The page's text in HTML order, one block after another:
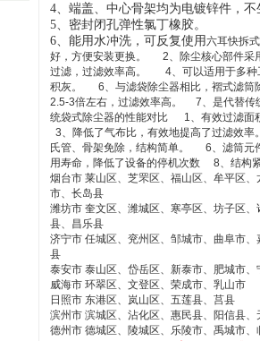
4、端盖、中心骨架均为电镀锌件，不
5、密封闭孔弹性氯丁橡胶。
6、 能用水冲洗，可反复使用六耳快拆
好，方便安装更换。 2、除尘核心部件采
过滤，过滤效率高。 4、可以适用于多
积灰。 6、与滤袋除尘器相比，褶式滤筒
2.5-3倍左右，过滤效率高。 7、是代替
统袋式除尘器的性能对比 1、有效过滤
3、降低了气布比，有效地提高了过滤
氏管、骨架免除，结构简单。 6、滤筒
用寿命，降低了设备的停机次数 8、结构
烟台市 莱山区、芝罘区、福山区、牟平区
市、长岛县
潍坊市 奎文区、潍城区、寒亭区、坊子区
县、昌乐县
济宁市 任城区、兖州区、邹城市、曲阜市
县
泰安市 泰山区、岱岳区、新泰市、肥城市、
威海市 环翠区、文登区、荣成市、乳山市
日照市 东港区、岚山区、五莲县、莒县
滨州市 滨城区、沾化区、惠民县、阳信县
德州市 德城区、陵城区、乐陵市、禹城市